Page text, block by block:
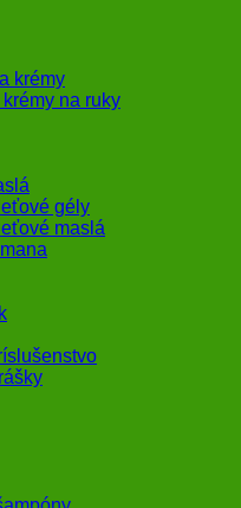
krémy
na ruky
gély
maslá